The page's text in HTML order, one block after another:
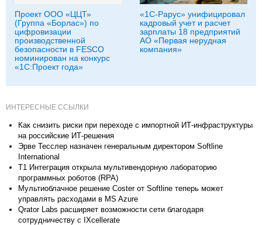
Проект ООО «ЦЦТ»
(Группа «Борлас») по
цифровизации
производственной
безопасности в FESCO
номинирован на конкурс
«1С:Проект года»
«1С-Рарус» унифицировал
кадровый учет и расчет
зарплаты 18 предприятий
АО «Первая нерудная
компания»
ИНТЕРЕСНЫЕ ССЫЛКИ
Как снизить риски при переходе с импортной ИТ-инфраструктуры
на российские ИТ-решения
Эрве Тесслер назначен генеральным директором Softline
International
Т1 Интеграция открыла мультивендорную лабораторию
программных роботов (RPA)
Мультиоблачное решение Coster от Softline теперь может
управлять расходами в MS Azure
Qrator Labs расширяет возможности сети благодаря
сотрудничеству с IXcellerate